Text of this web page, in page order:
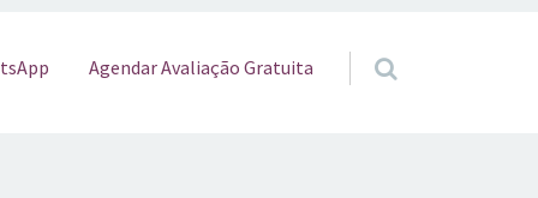
Agendar Avaliação Gratuita